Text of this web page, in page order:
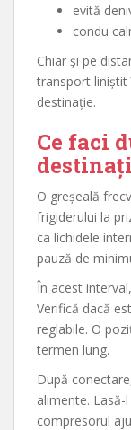
evită
condu
Chiar și pe
transport liniștit
destinație.
Ce faci
O greșeală
frigiderului la
ca lichidele
pauză de
În acest
Verifică dacă
reglabile. O
termen lung.
După
alimente.
compresorul